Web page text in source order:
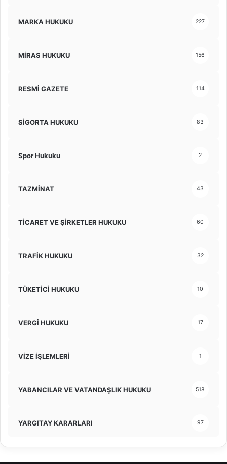
MARKA HUKUKU 227
MİRAS HUKUKU 156
RESMİ GAZETE 114
SİGORTA HUKUKU 83
Spor Hukuku 2
TAZMİNAT 43
TİCARET VE ŞİRKETLER HUKUKU 60
TRAFİK HUKUKU 32
TÜKETİCİ HUKUKU 10
VERGİ HUKUKU 17
VİZE İŞLEMLERİ 1
YABANCILAR VE VATANDAŞLIK HUKUKU 518
YARGITAY KARARLARI 97